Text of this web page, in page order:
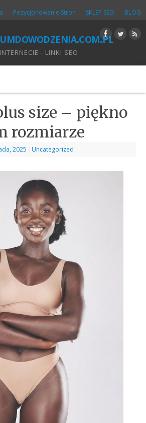
Pozycjonowanie Stron SKLEP SEO BLOG
- LINKI SEO
size – piękno
rozmiarze
2025 | Uncategorized